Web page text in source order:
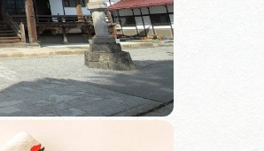
フォトライブラリー
お問い合わせ